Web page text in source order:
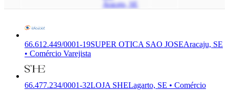
Aracaju, SE
66.612.449/0001-19SUPER OTICA SAO JOSEAracaju, SE
• Comércio Varejista
66.477.234/0001-32LOJA SHELagarto, SE • Comércio